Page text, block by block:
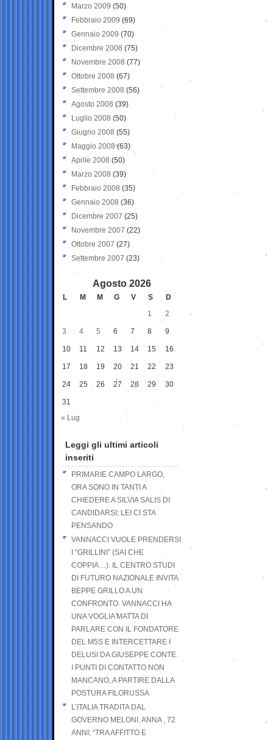
Marzo 2009 (50)
Febbraio 2009 (69)
Gennaio 2009 (70)
Dicembre 2008 (75)
Novembre 2008 (77)
Ottobre 2008 (67)
Settembre 2008 (56)
Agosto 2008 (39)
Luglio 2008 (50)
Giugno 2008 (55)
Maggio 2008(63)
Aprile 2008 (50)
Marzo 2008 (39)
Febbraio 2008 (35)
Gennaio 2008 (36)
Dicembre 2007 (25)
Novembre 2007 (22)
Ottobre 2007 (27)
Settembre 2007 (23)
Agosto 2026
L M M G V S
D
1
2
3 4 5 6 7 8 9
10 11 12 13 14 15 16
17 18 19 20 21 22 23
24 25 26 27 28 29 30
31
« Lug
Leggi gli ultimi articoli
inseriti
PRIMARIE CAMPO LARGO,
ORA SONO IN TANTI A
CHIEDERE A SILVIA SALIS DI
CANDIDARSI: LEI CI STA
PENSANDO
VANNACCI VUOLE PRENDERSI
I “GRILLINI” (SAI CHE
COPPIA…). IL CENTRO STUDI
DI FUTURO NAZIONALE INVITA
BEPPE GRILLO A UN
CONFRONTO. VANNACCI HA
UNA VOGLIA MATTA DI
PARLARE CON IL FONDATORE
DEL M5S E INTERCETTARE I
DELUSI DA GIUSEPPE CONTE.
I PUNTI DI CONTATTO NON
MANCANO, A PARTIRE DALLA
POSTURA FILORUSSA
L’ITALIA TRADITA DAL
GOVERNO MELONI. ANNA , 72
ANNI; “TRA AFFITTO E